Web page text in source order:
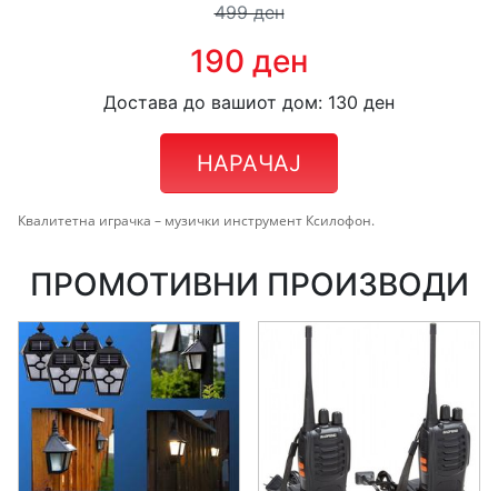
499 ден
190 ден
Достава до вашиот дом: 130 ден
НАРАЧАЈ
Квалитетна играчка – музички инструмент Ксилофон.
ПРОМОТИВНИ ПРОИЗВОДИ